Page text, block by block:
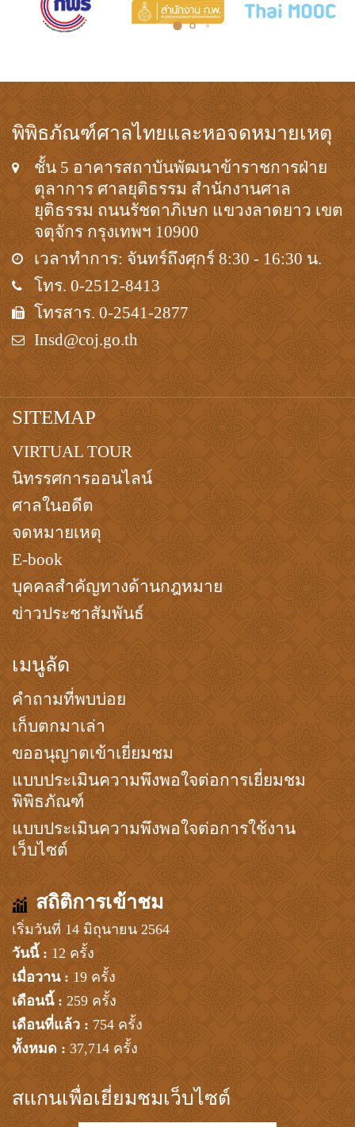
พิพิธภัณฑ์ศาลไทยและหอจดหมายเหตุ
ชั้น 5 อาคารสถาบันพัฒนาข้าราชการฝ่าย
ตุลาการ ศาลยุติธรรม สำนักงานศาล
ยุติธรรม ถนนรัชดาภิเษก แขวงลาดยาว เขต
จตุจักร กรุงเทพฯ 10900
เวลาทำการ: จันทร์ถึงศุกร์ 8:30 - 16:30 น.
โทร. 0-2512-8413
โทรสาร. 0-2541-2877
Insd@coj.go.th
SITEMAP
VIRTUAL TOUR
นิทรรศการออนไลน์
ศาลในอดีต
จดหมายเหตุ
E-book
บุคคลสำคัญทางด้านกฎหมาย
ข่าวประชาสัมพันธ์
เมนูลัด
คำถามที่พบบ่อย
เก็บตกมาเล่า
ขออนุญาตเข้าเยี่ยมชม
แบบประเมินความพึงพอใจต่อการเยี่ยมชม
พิพิธภัณฑ์
แบบประเมินความพึงพอใจต่อการใช้งาน
เว็บไซต์
สถิติการเข้าชม
เริ่มวันที่ 14 มิถุนายน 2564
วันนี้ : 12 ครั้ง
เมื่อวาน : 19 ครั้ง
เดือนนี้ : 259 ครั้ง
เดือนที่แล้ว : 754 ครั้ง
ทั้งหมด : 37,714 ครั้ง
สแกนเพื่อเยี่ยมชมเว็บไซต์